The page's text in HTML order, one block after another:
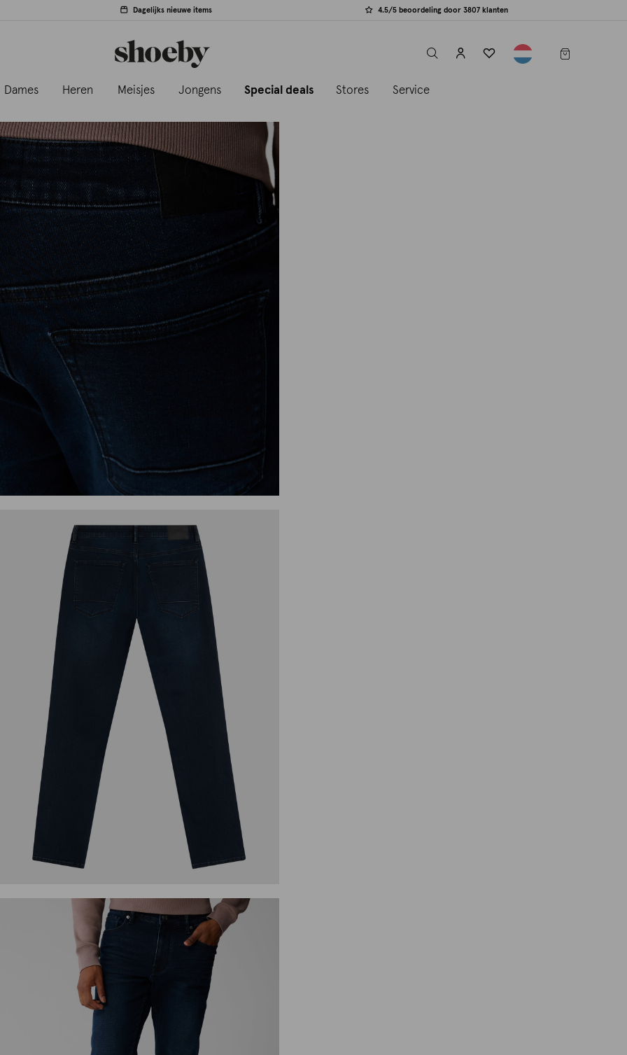
Dagelijks nieuwe items 4.5/5 beoordeling door 3807 klanten
label.header.toggle
Dames Heren Meisjes Jongens Special deals Stores Service